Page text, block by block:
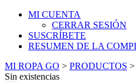
MI CUENTA
CERRAR SESIÓN
SUSCRÍBETE
RESUMEN DE LA
MI ROPA GO > PRODUCTOS >
Sin existencias